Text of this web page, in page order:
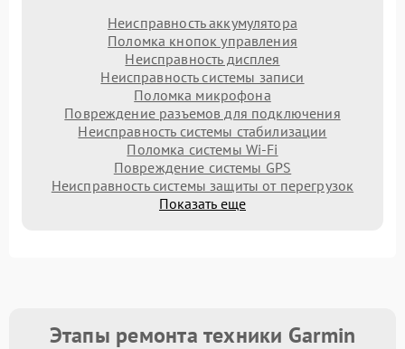
Неисправность аккумулятора
Поломка кнопок управления
Неисправность дисплея
Неисправность системы записи
Поломка микрофона
Повреждение разъемов для подключения
Неисправность системы стабилизации
Поломка системы Wi-Fi
Повреждение системы GPS
Неисправность системы защиты от перегрузок
Показать еще
Этапы ремонта техники Garmin